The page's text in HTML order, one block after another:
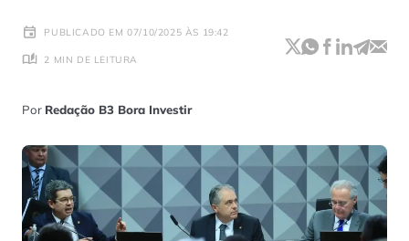
PUBLICADO EM 07/10/2025 ÀS 19:42
2 MIN DE LEITURA
Por Redação B3 Bora Investir